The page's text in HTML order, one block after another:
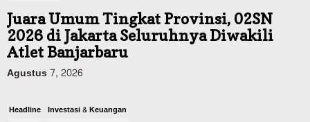
Atlet Banjarbaru
Agustus 7, 2026
Headline Investasi & Keuangan
KUA-PPAS 2027 Banjarbaru Defisit 170